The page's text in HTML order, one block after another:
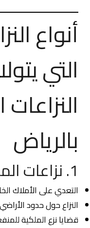
أنواع
التي
بالرياض
1. نزاعات الملكية
التعدي على الأملاك
النزاع حول حدود
قضايا نزع الملكية